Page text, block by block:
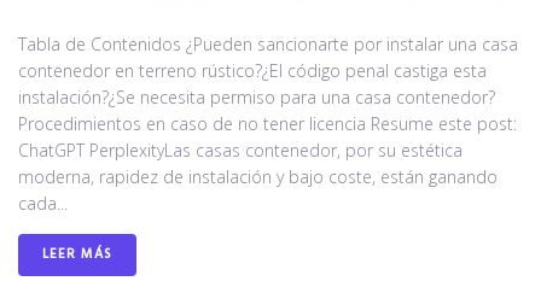
Tabla de Contenidos ¿Pueden sancionarte por instalar una casa
contenedor en terreno rústico?¿El código penal castiga esta
instalación?¿Se necesita permiso para una casa contenedor?
Procedimientos en caso de no tener licencia Resume este post:
ChatGPT PerplexityLas casas contenedor, por su estética
moderna, rapidez de instalación y bajo coste, están ganando
cada...
LEER MÁS